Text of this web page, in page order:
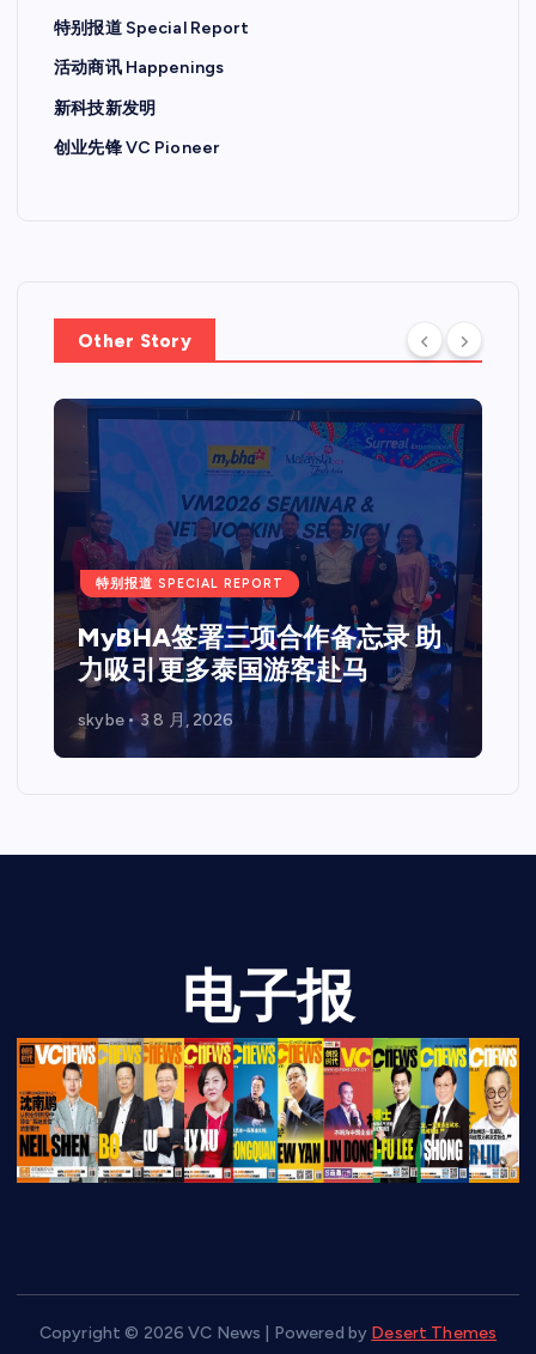
特别报道 Special Report
活动商讯 Happenings
新科技新发明
创业先锋 VC Pioneer
Other Story
特别报道 SPECIAL REPORT
Web 3.0 + IPO Summit吉隆坡
站圆满落幕国际重量级嘉宾齐聚
马来西亚 共探Web3、资本市场
与企业未来发展新机遇
skybe 7 7 月, 2026
电子报
Copyright © 2026 VC News | Powered by Desert Themes